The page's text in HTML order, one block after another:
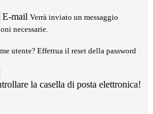
E-mail Verrà inviato un messaggio
necessarie.
utente? Effettua il reset della password
la casella di posta elettronica!